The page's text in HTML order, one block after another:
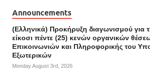
Announcements
(Ελληνικά) Προκήρυξη διαγωνισμού για
είκοσι πέντε (25) κενών οργανικών
Επικοινωνιών και Πληροφορικής του
Εξωτερικών
Monday August 3rd, 2026